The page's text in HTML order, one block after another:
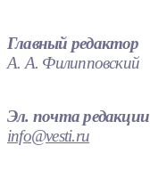
Главный редактор
А. А. Филипповский
Эл. почта редакции
info@vesti.ru